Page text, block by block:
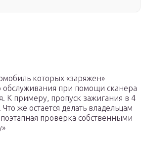
которых «заряжен»
обслуживания при помощи сканера
К примеру, пропуск зажигания в 4
же остается делать владельцам
проверка собственными